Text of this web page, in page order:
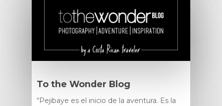
To the Wonder Blog
“Pejibaye es el inicio de la aventura. Es la